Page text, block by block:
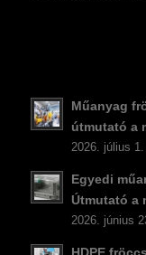
Műanyag
útmutató a
2026. július
Egyedi
Útmutató a
2026. június
JA
KO
PT
CS
DA